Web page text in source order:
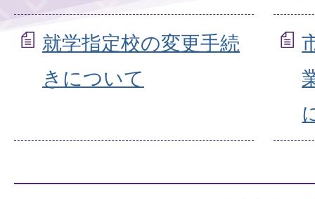
就学指定校の変更手続
きについて